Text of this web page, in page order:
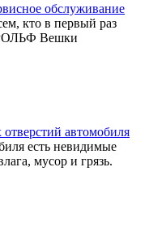
обслуживание
кто в первый раз
Вешки
автомобиля
есть невидимые
мусор и грязь.